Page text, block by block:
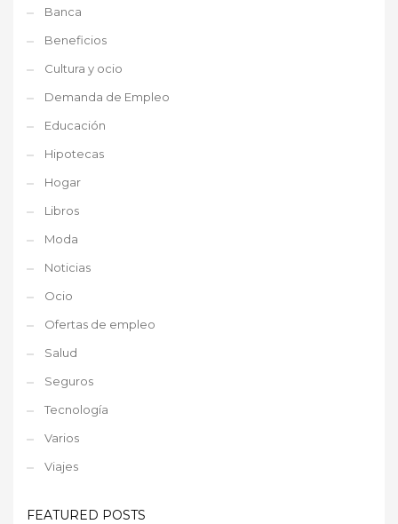
Banca
Beneficios
Cultura y ocio
Demanda de Empleo
Educación
Hipotecas
Hogar
Libros
Moda
Noticias
Ocio
Ofertas de empleo
Salud
Seguros
Tecnología
Varios
Viajes
FEATURED POSTS